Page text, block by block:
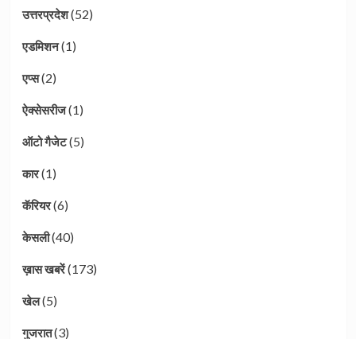
उत्तरप्रदेश(52)
एडमिशन(1)
एप्स(2)
ऐक्सेसरीज(1)
ऑटो गैजेट(5)
कार(1)
कॅरियर(6)
केसली(40)
ख़ास खबरें(173)
खेल(5)
गुजरात(3)